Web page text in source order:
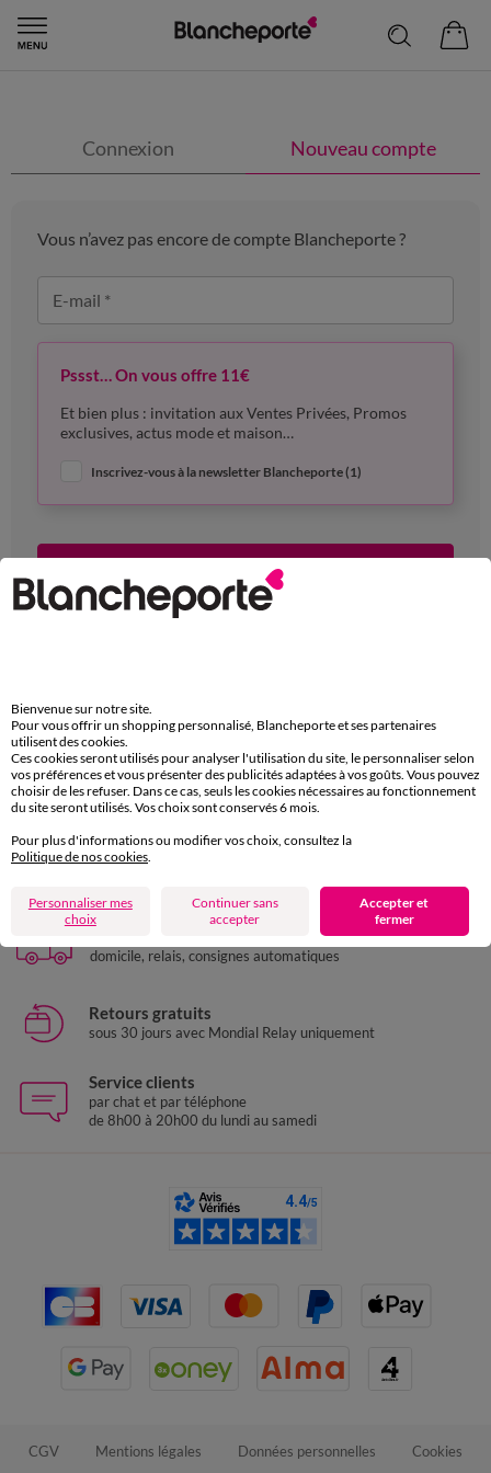
Connexion Nouveau compte
Vous n’avez pas encore de compte Blancheporte ?
E-mail *
Pssst… On vous offre 11€
Et bien plus : invitation aux Ventes Privées, Promos
exclusives, actus mode et maison…
Inscrivez-vous à la newsletter Blancheporte (1)
Créer mon compte
* Champs obligatoires : Conformément à la loi "Informatique et Libertés",
nous vous précisons que ces données sont obligatoires et nécessaires à
Blancheporte pour la gestion commerciale de votre commande. Vous
disposez d'un droit d'accès, de rectification et d'opposition au traitement
de ces données.En savoir plus
Paiement 100% sécurisé
domicile, relais, consignes automatiques
Retours gratuits
sous 30 jours avec Mondial Relay uniquement
Service clients
par chat et par téléphone
de 8h00 à 20h00 du lundi au samedi
CGV Mentions légales Données personnelles
Cookies
Bienvenue sur notre site.
Pour vous offrir un shopping personnalisé, Blancheporte et ses partenaires
utilisent des cookies.
Ces cookies seront utilisés pour analyser l'utilisation du site, le personnaliser selon
vos préférences et vous présenter des publicités adaptées à vos goûts. Vous pouvez
choisir de les refuser. Dans ce cas, seuls les cookies nécessaires au fonctionnement
du site seront utilisés. Vos choix sont conservés 6 mois.
Pour plus d'informations ou modifier vos choix, consultez la
Politique de nos cookies
Personnaliser mes
choix
Continuer sans
accepter
Accepter et
fermer